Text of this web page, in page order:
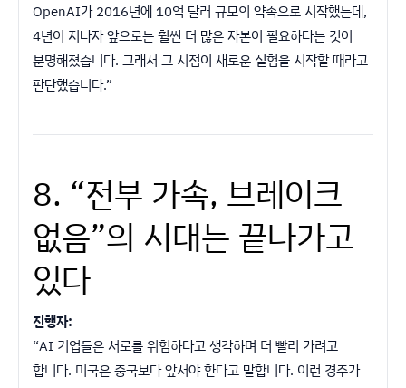
OpenAI가 2016년에 10억 달러 규모의 약속으로 시작했는데,
4년이 지나자 앞으로는 훨씬 더 많은 자본이 필요하다는 것이
분명해졌습니다. 그래서 그 시점이 새로운 실험을 시작할 때라고
판단했습니다.”
8. “전부 가속, 브레이크
없음”의 시대는 끝나가고
있다
진행자:
“AI 기업들은 서로를 위험하다고 생각하며 더 빨리 가려고
합니다. 미국은 중국보다 앞서야 한다고 말합니다. 이런 경주가